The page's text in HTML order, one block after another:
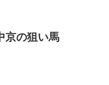
京の狙い馬